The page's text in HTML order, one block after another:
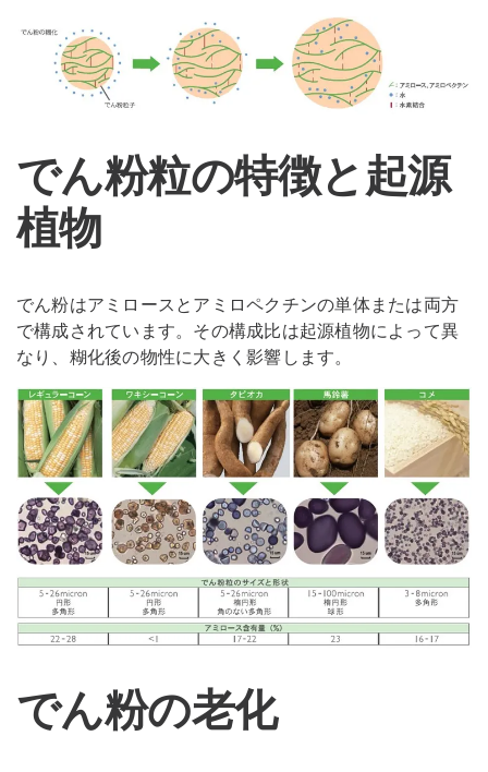
でん粉粒の特徴と起源
植物
でん粉はアミロースとアミロペクチンの単体または両方
で構成されています。その構成比は起源植物によって異
なり、糊化後の物性に大きく影響します。
でん粉の老化